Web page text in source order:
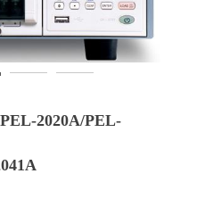
2020A/PEL-